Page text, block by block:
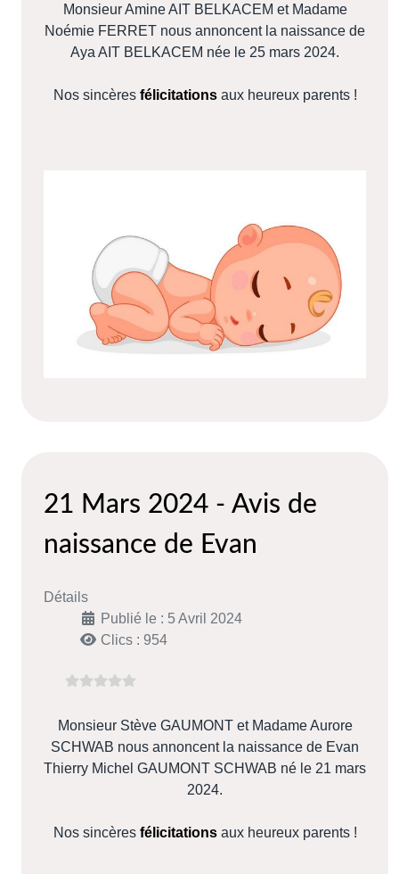
Monsieur Amine AIT BELKACEM et Madame
Noémie FERRET nous annoncent la naissance de
Aya AIT BELKACEM née le 25 mars 2024.
Nos sincères félicitationsaux heureux parents !
21 Mars 2024 - Avis de
naissance de Evan
Détails
Publié le : 5 Avril 2024
Clics : 954
Monsieur Stève GAUMONT et Madame Aurore
SCHWAB nous annoncent la naissance de Evan
Thierry Michel GAUMONT SCHWAB né le 21 mars
2024.
Nos sincères félicitationsaux heureux parents !